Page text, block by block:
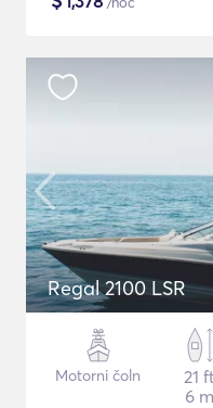
Regal 2100 LSR
Motorni čoln
21
6 m